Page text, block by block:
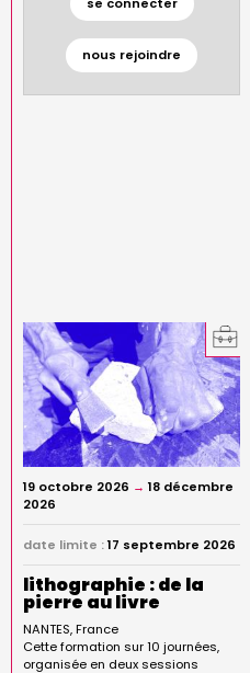
nous rejoindre
19 octobre 2026 → 18 décembre
2026
date limite :17 septembre 2026
lithographie : de la
pierre au livre
NANTES France
Cette formation sur 10 journées,
organisée en deux sessions